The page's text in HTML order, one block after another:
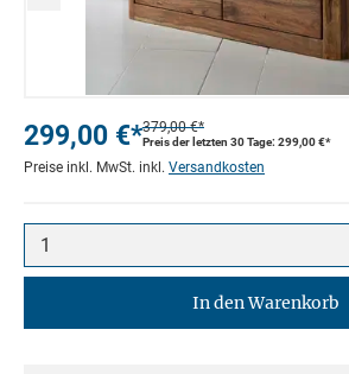
299,00 €*379,00 €*
Preis der letzten 30 Tage: 299,00 €*
Preise inkl. MwSt. inkl. Versandkosten
In den Warenkorb